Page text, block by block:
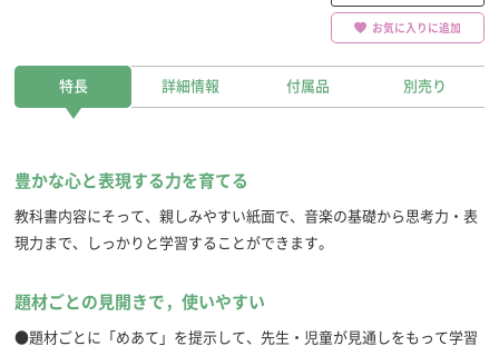
お気に入りに追加
特長 詳細情報 付属品 別売り
豊かな心と表現する力を育てる
教科書内容にそって、親しみやすい紙面で、音楽の基礎から思考力・表
現力まで、しっかりと学習することができます。
題材ごとの見開きで，使いやすい
●題材ごとに「めあて」を提示して、先生・児童が見通しをもって学習